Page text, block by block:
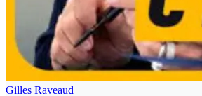
Gilles Raveaud